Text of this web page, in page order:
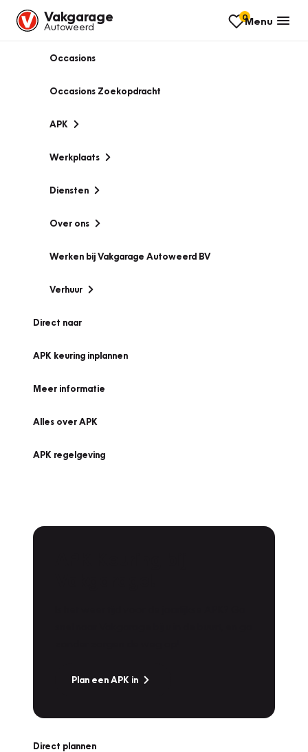
Vakgarage
Autoweerd
0Menu
Occasions
Occasions Zoekopdracht
APK
Werkplaats
Diensten
Over ons
Werken bij Vakgarage Autoweerd BV
Verhuur
Direct naar
APK keuring inplannen
Meer informatie
Alles over APK
APK regelgeving
Plan een APK in
Direct plannen